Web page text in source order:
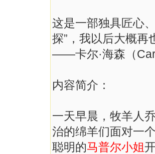
这是一部独具匠心
探”，我以后大概再
——卡尔·海森（
内容简介：
一天早晨，牧羊人
治的绵羊们面对一
聪明的马普尔小姐